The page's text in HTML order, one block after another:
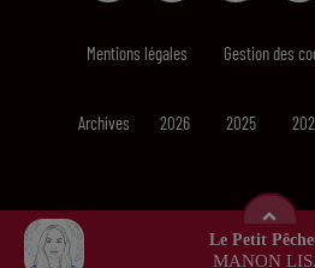
Le Petit
MANON
Mentions légales Gestion des
Archives 2026 2025